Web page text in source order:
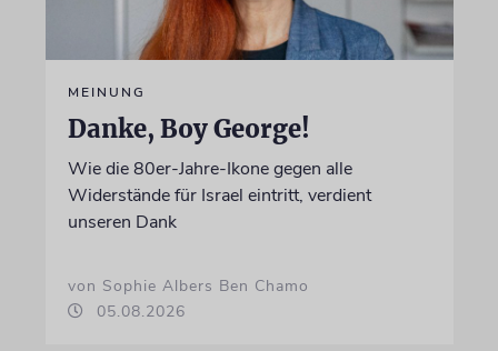
MEINUNG
Danke, Boy George!
Wie die 80er-Jahre-Ikone gegen alle
Widerstände für Israel eintritt, verdient
unseren Dank
von Sophie Albers Ben Chamo
05.08.2026